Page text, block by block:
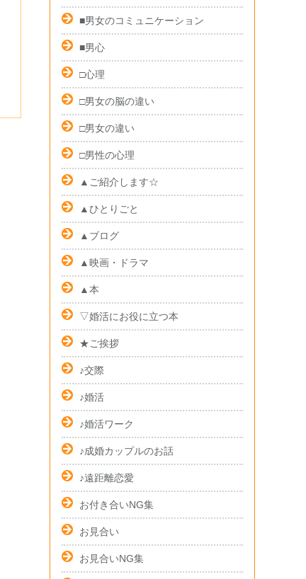
■男女のコミュニケーション
■男心
□心理
□男女の脳の違い
□男女の違い
□男性の心理
▲ご紹介します☆
▲ひとりごと
▲ブログ
▲映画・ドラマ
▲本
▽婚活にお役に立つ本
★ご挨拶
♪交際
♪婚活
♪婚活ワーク
♪成婚カップルのお話
♪遠距離恋愛
お付き合いNG集
お見合い
お見合いNG集